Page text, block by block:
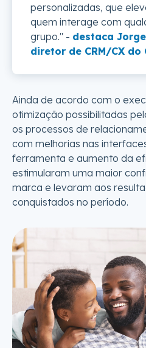
personalizadas, que
quem interage com
grupo." - destaca
diretor de CRM/CX do
Ainda de acordo com o
otimização possibilitadas
os processos de
com melhorias nas
ferramenta e aumento da
estimularam uma maior
marca e levaram aos
conquistados no período.